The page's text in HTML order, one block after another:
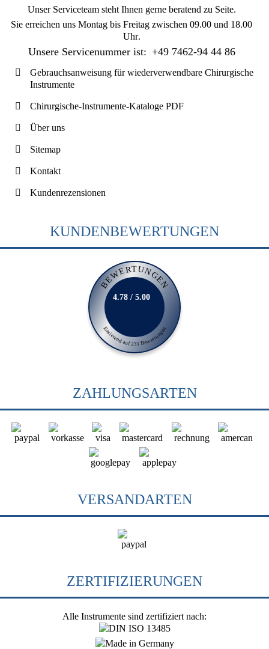
Unser Serviceteam steht Ihnen gerne beratend zu Seite.
Sie erreichen uns Montag bis Freitag zwischen 09.00 und 18.00
Uhr.
Unsere Servicenummer ist: +49 7462-94 44 86
Gebrauchsanweisung für wiederverwendbare Chirurgische
Instrumente
Chirurgische-Instrumente-Kataloge PDF
Über uns
Sitemap
Kontakt
Kundenrezensionen
KUNDENBEWERTUNGEN
BEWERTUNGEN
Basierend auf 231 Bewertungen
4.78 / 5.00
ZAHLUNGSARTEN
VERSANDARTEN
ZERTIFIZIERUNGEN
Alle Instrumente sind zertifiziert nach: